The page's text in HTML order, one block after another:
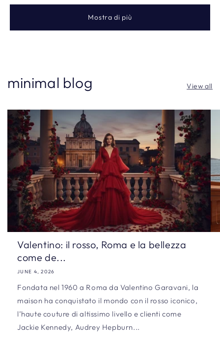
Mostra di più
minimal blog View all
Valentino: il rosso, Roma e la bellezza
come de...
JUNE 4, 2026
Fondata nel 1960 a Roma da Valentino Garavani, la
maison ha conquistato il mondo con il rosso iconico,
l’haute couture di altissimo livello e clienti come
Jackie Kennedy, Audrey Hepburn...